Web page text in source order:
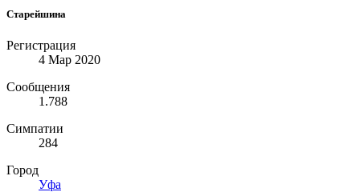
Старейшина
Регистрация
4 Мар 2020
Сообщения
1.788
Симпатии
284
Город
Уфа